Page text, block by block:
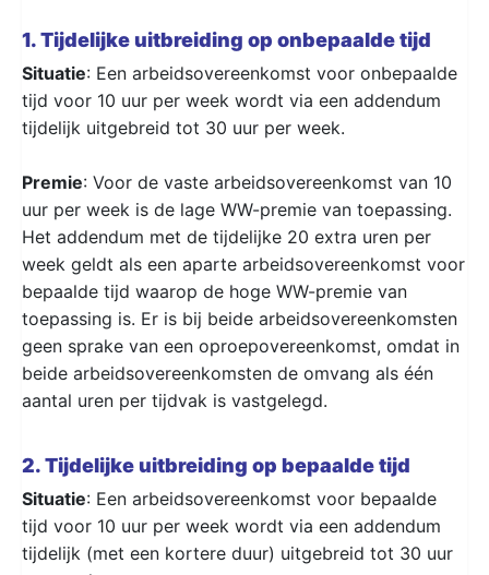
1. Tijdelijke uitbreiding op onbepaalde tijd
Situatie: Een arbeidsovereenkomst voor onbepaalde
tijd voor 10 uur per week wordt via een addendum
tijdelijk uitgebreid tot 30 uur per week.
Premie: Voor de vaste arbeidsovereenkomst van 10
uur per week is de lage WW-premie van toepassing.
Het addendum met de tijdelijke 20 extra uren per
week geldt als een aparte arbeidsovereenkomst voor
bepaalde tijd waarop de hoge WW-premie van
toepassing is. Er is bij beide arbeidsovereenkomsten
geen sprake van een oproepovereenkomst, omdat in
beide arbeidsovereenkomsten de omvang als één
aantal uren per tijdvak is vastgelegd.
2. Tijdelijke uitbreiding op bepaalde tijd
Situatie: Een arbeidsovereenkomst voor bepaalde
tijd voor 10 uur per week wordt via een addendum
tijdelijk (met een kortere duur) uitgebreid tot 30 uur